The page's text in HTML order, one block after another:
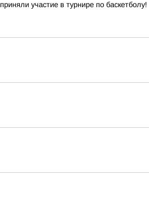
участие в турнире по баскетболу!